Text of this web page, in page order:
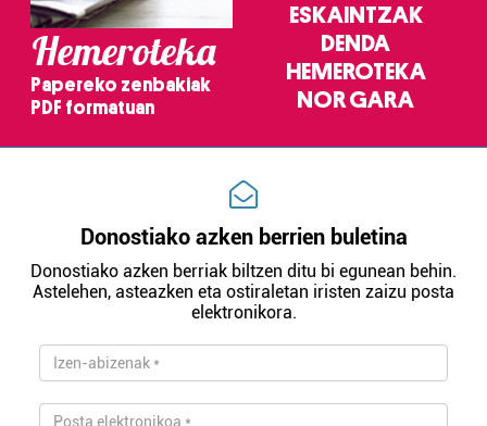
Hemeroteka
Papereko zenbakiak
PDF formatuan
ESKAINTZAK
DENDA
HEMEROTEKA
NOR GARA
Donostiako azken berrien buletina
Donostiako azken berriak biltzen ditu bi egunean behin.
Astelehen, asteazken eta ostiraletan iristen zaizu posta
elektronikora.